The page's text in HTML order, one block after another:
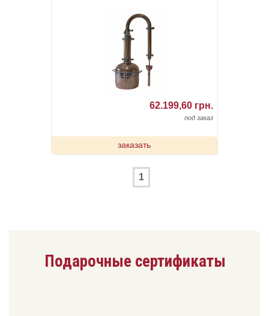
62.199,60 грн.
под заказ
заказать
1
Подарочные сертификаты